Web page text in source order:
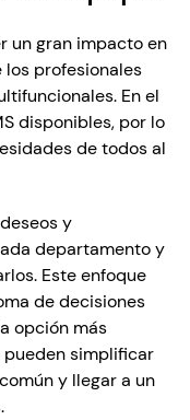
un gran impacto en
los profesionales
En el
disponibles, por lo
de todos al
y
departamento y
Este enfoque
de decisiones
opción más
pueden simplificar
y llegar a un